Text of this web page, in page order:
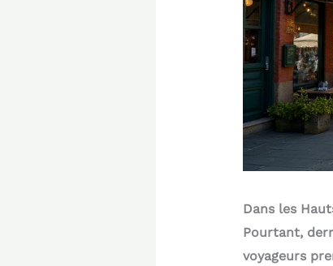
Dans les
Pourtant,
voyageurs